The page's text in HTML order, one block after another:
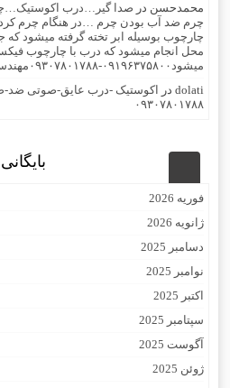
محمدحسن در صدا گیر…درب
چرم ضد آب بودن چرم …در هنگام چرم
چارچوب بوسیله ابر تخته گرفته میشود که
محل انجام میشود که درب با چارچوب
میشود۰۹۱۹۶۳۷۵۸۰۰-۰۹۳۰۷۸۰۱۷۸۸مهندس دولتی
dolati در
۰۹۳۰۷۸۰۱۷۸۸
فوریه 2026
ژانویه 2026
دسامبر 2025
نوامبر 2025
اکتبر 2025
سپتامبر 2025
آگوست 2025
ژوئن 2025